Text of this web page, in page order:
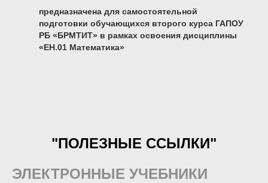
предназначена для самостоятельной
подготовки обучающихся второго курса ГАПОУ
РБ «БРМТИТ» в рамках освоения дисциплины
«ЕН.01 Математика»
"ПОЛЕЗНЫЕ ССЫЛКИ"
ЭЛЕКТРОННЫЕ УЧЕБНИКИ